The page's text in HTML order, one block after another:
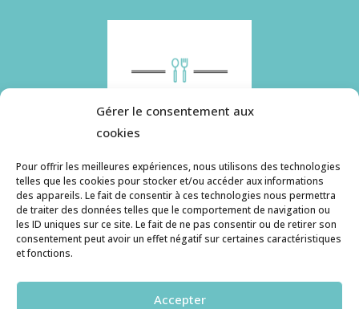
Gérer le consentement aux
cookies
Pour offrir les meilleures expériences, nous utilisons des technologies
telles que les cookies pour stocker et/ou accéder aux informations
des appareils. Le fait de consentir à ces technologies nous permettra
de traiter des données telles que le comportement de navigation ou
les ID uniques sur ce site. Le fait de ne pas consentir ou de retirer son
consentement peut avoir un effet négatif sur certaines caractéristiques
et fonctions.
Accepter
Histoire de pâtes utilise des cookies. Pour en
savoir plus, ainsi que sur la politique de
confidentialité, cliquez ici.
Contact